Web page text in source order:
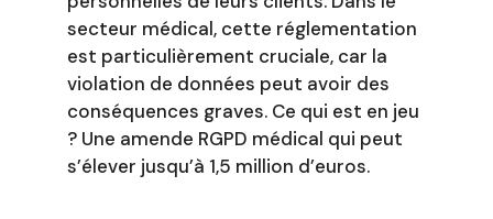
secteur médical, cette réglementation
est particulièrement cruciale, car la
violation de données peut avoir des
conséquences graves. Ce qui est en jeu
? Une amende RGPD médical qui peut
s’élever jusqu’à 1,5 million d’euros.